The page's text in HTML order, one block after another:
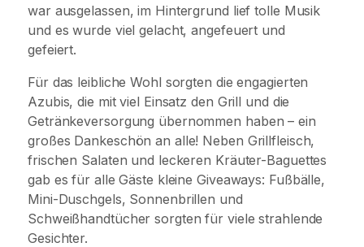
war ausgelassen, im Hintergrund lief tolle Musik
und es wurde viel gelacht, angefeuert und
gefeiert.
Für das leibliche Wohl sorgten die engagierten
Azubis, die mit viel Einsatz den Grill und die
Getränkeversorgung übernommen haben – ein
großes Dankeschön an alle! Neben Grillfleisch,
frischen Salaten und leckeren Kräuter-Baguettes
gab es für alle Gäste kleine Giveaways: Fußbälle,
Mini-Duschgels, Sonnenbrillen und
Schweißhandtücher sorgten für viele strahlende
Gesichter.